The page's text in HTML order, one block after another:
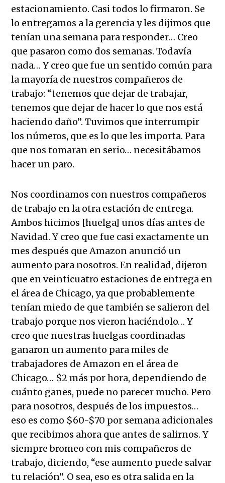
estacionamiento. Casi todos lo firmaron. Se
lo entregamos a la gerencia y les dijimos que
tenían una semana para responder… Creo
que pasaron como dos semanas. Todavía
nada… Y creo que fue un sentido común para
la mayoría de nuestros compañeros de
trabajo: “tenemos que dejar de trabajar,
tenemos que dejar de hacer lo que nos está
haciendo daño”. Tuvimos que interrumpir
los números, que es lo que les importa. Para
que nos tomaran en serio… necesitábamos
hacer un paro.
Nos coordinamos con nuestros compañeros
de trabajo en la otra estación de entrega.
Ambos hicimos [huelga] unos días antes de
Navidad. Y creo que fue casi exactamente un
mes después que Amazon anunció un
aumento para nosotros. En realidad, dijeron
que en veinticuatro estaciones de entrega en
el área de Chicago, ya que probablemente
tenían miedo de que también se salieron del
trabajo porque nos vieron haciéndolo… Y
creo que nuestras huelgas coordinadas
ganaron un aumento para miles de
trabajadores de Amazon en el área de
Chicago… $2 más por hora, dependiendo de
cuánto ganes, puede no parecer mucho. Pero
para nosotros, después de los impuestos…
eso es como $60-$70 por semana adicionales
que recibimos ahora que antes de salirnos. Y
siempre bromeo con mis compañeros de
trabajo, diciendo, “ese aumento puede salvar
tu relación”. O sea, eso es otra salida en la